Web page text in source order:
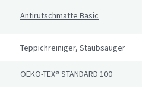
Antirutschmatte Basic
Teppichreiniger, Staubsauger
OEKO-TEX® STANDARD 100